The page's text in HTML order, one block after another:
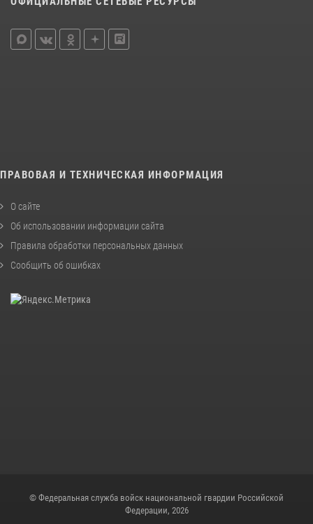
ПРАВОВАЯ И ТЕХНИЧЕСКАЯ ИНФОРМАЦИЯ
О сайте
Об использовании информации сайта
Правила обработки персональных данных
Сообщить об ошибках
© Федеральная служба войск национальной гвардии Российской
Федерации, 2026